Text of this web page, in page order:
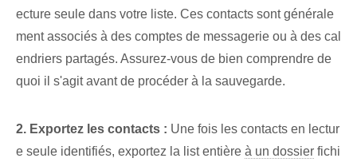
ecture seule dans votre liste. Ces contacts sont générale
ment associés à des comptes de messagerie ou à des cal
endriers partagés. Assurez-vous de bien comprendre de
quoi il s'agit avant de procéder à la sauvegarde.
2. Exportez les contacts : Une fois les ‌contacts en lectur
e seule identifiés, exportez la ⁤list⁤ entière à un dossier fichi